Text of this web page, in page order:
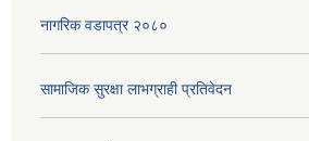
नागरिक वडापत्र २०८०
सामाजिक सुरक्षा लाभग्राही प्रतिवेदन